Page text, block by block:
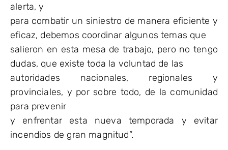
alerta, y
para combatir un siniestro de manera eficiente y
eficaz, debemos coordinar algunos temas que
salieron en esta mesa de trabajo, pero no tengo
dudas, que existe toda la voluntad de las
autoridades nacionales, regionales y
provinciales, y por sobre todo, de la comunidad
para prevenir
y enfrentar esta nueva temporada y evitar
incendios de gran magnitud”.